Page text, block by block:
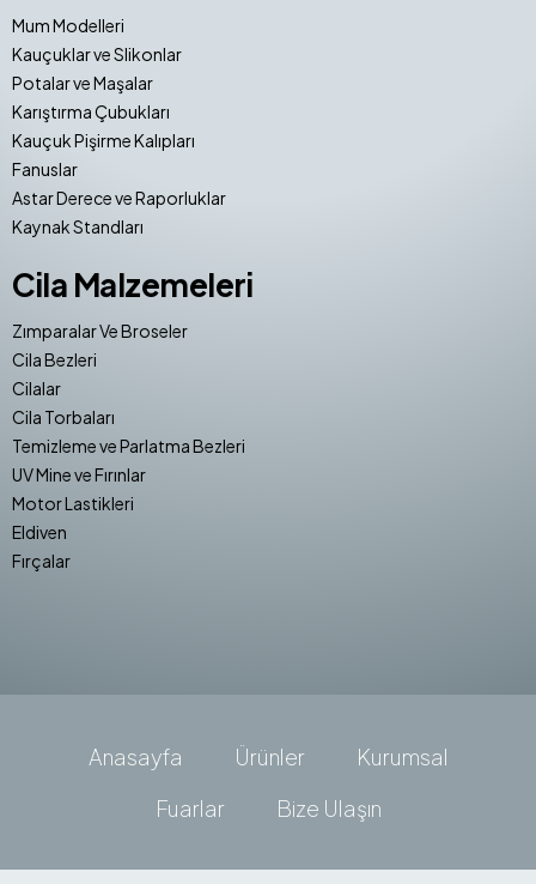
Mum Modelleri
Kauçuklar ve Slikonlar
Potalar ve Maşalar
Karıştırma Çubukları
Kauçuk Pişirme Kalıpları
Fanuslar
Astar Derece ve Raporluklar
Kaynak Standları
Cila Malzemeleri
Zımparalar Ve Broseler
Cila Bezleri
Cilalar
Cila Torbaları
Temizleme ve Parlatma Bezleri
UV Mine ve Fırınlar
Motor Lastikleri
Eldiven
Fırçalar
Anasayfa Ürünler
Kurumsal
Fuarlar
Bize Ulaşın